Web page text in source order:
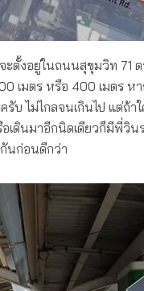
ตั้งอยู่ในถนนสุขุมวิท 71
มตร หรือ 400 เมตร หาก
บ ไม่ไกลจนเกินไป แต่ถ้าใ
เดินมาอีกนิดเดียวก็มีพี่วิ
กันก่อนดีกว่า